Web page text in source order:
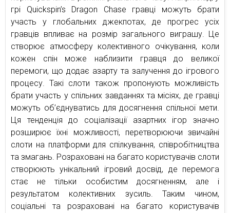
грі Quickspin’s Dragon Chase гравці можуть брати
участь у глобальних джекпотах, де прогрес усіх
гравців впливає на розмір загального виграшу. Це
створює атмосферу колективного очікування, коли
кожен спін може наблизити гравця до великої
перемоги, що додає азарту та залучення до ігрового
процесу. Такі слоти також пропонують можливість
брати участь у спільних завданнях та місіях, де гравці
можуть об’єднуватись для досягнення спільної мети.
Ця тенденція до соціалізації азартних ігор значно
розширює їхні можливості, перетворюючи звичайні
слоти на платформи для спілкування, співробітництва
та змагань. Розраховані на багато користувачів слоти
створюють унікальний ігровий досвід, де перемога
стає не тільки особистим досягненням, але і
результатом колективних зусиль. Таким чином,
соціальні та розраховані на багато користувачів